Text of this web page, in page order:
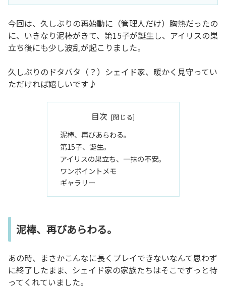
今回は、久しぶりの再始動に（管理人だけ）胸熱だったの
に、いきなり泥棒がきて、第15子が誕生し、アイリスの巣
立ち後にも少し波乱が起こりました。
久しぶりのドタバタ（？）シェイド家、暖かく見守ってい
ただければ嬉しいです♪
目次
泥棒、再びあらわる。
第15子、誕生。
アイリスの巣立ち、一抹の不安。
ワンポイントメモ
ギャラリー
泥棒、再びあらわる。
あの時、まさかこんなに長くプレイできないなんて思わず
に終了したまま、シェイド家の家族たちはそこでずっと待
ってくれていました。